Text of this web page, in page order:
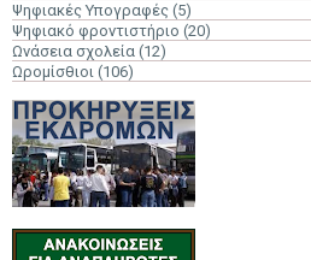
Ψηφιακές Υπογραφές (5)
Ψηφιακό φροντιστήριο (20)
Ωνάσεια σχολεία (12)
Ωρομίσθιοι (106)